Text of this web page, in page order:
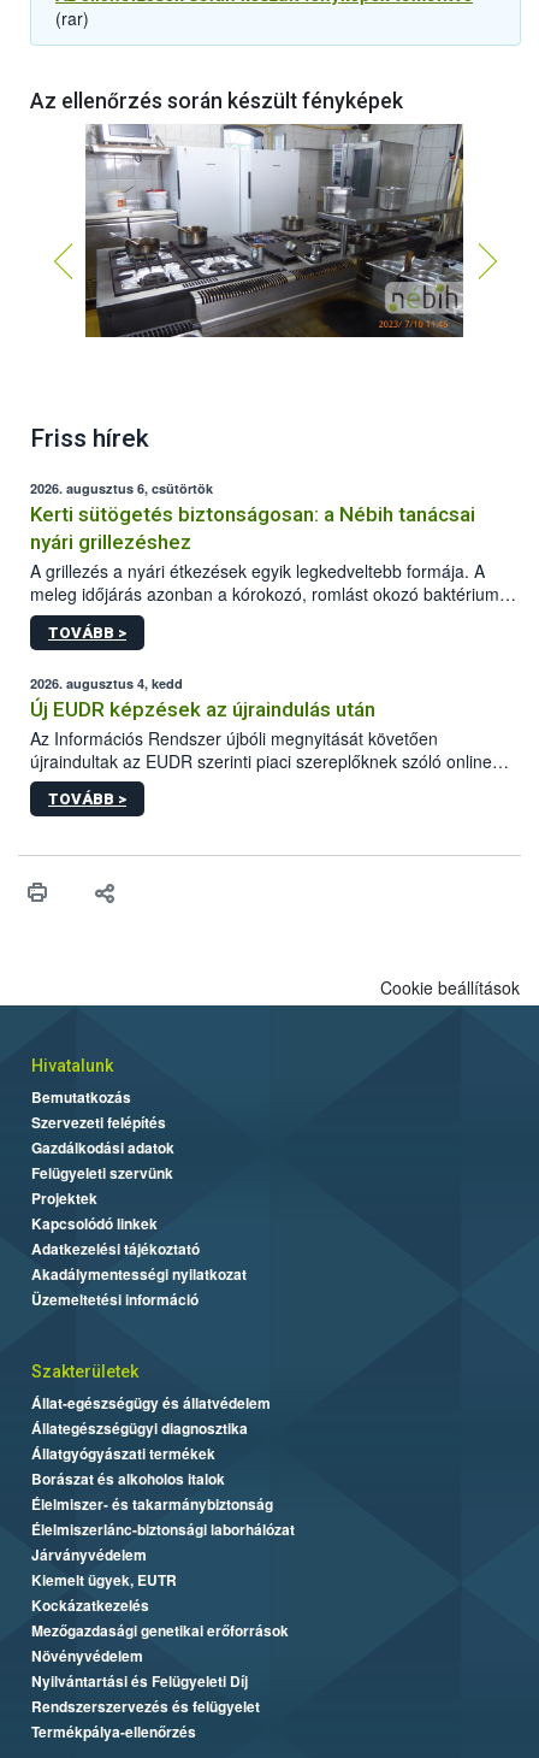
(rar)
Az ellenőrzés során készült fényképek
Friss hírek
2026. augusztus 6, csütörtök
Kerti sütögetés biztonságosan: a Nébih tanácsai
nyári grillezéshez
A grillezés a nyári étkezések egyik legkedveltebb formája. A
meleg időjárás azonban a kórokozó, romlást okozó baktériumok
gyorsabb szaporodásának is kedvez. A szabadtéri sütögetés
ezért nem csupán a megfelelő sütési technikáról szól: legalább
higiéniai szabályok betartása, a megfelelő hőkezelés, valamint a
maradékok szakszerű tárolása. A Nemzeti Élelmiszerlánc-
biztonsági Hivatal (Nébih) Oktatási Programja összegyűjtötte a
biztonságos grillezés legfontosabb tudnivalóit.
TOVÁBB >
2026. augusztus 4, kedd
Új EUDR képzések az újraindulás után
Az Információs Rendszer újbóli megnyitását követően
újraindultak az EUDR szerinti piaci szereplőknek szóló online
képzések.
TOVÁBB >
Cookie beállítások
Hivatalunk
Bemutatkozás
Szervezeti felépítés
Gazdálkodási adatok
Felügyeleti szervünk
Projektek
Kapcsolódó linkek
Adatkezelési tájékoztató
Akadálymentességi nyilatkozat
Üzemeltetési információ
Szakterületek
Állat-egészségügy és állatvédelem
Állategészségügyi diagnosztika
Állatgyógyászati termékek
Borászat és alkoholos italok
Élelmiszer- és takarmánybiztonság
Élelmiszerlánc-biztonsági laborhálózat
Járványvédelem
Kiemelt ügyek, EUTR
Kockázatkezelés
Mezőgazdasági genetikai erőforrások
Növényvédelem
Nyilvántartási és Felügyeleti Díj
Rendszerszervezés és felügyelet
Termékpálya-ellenőrzés